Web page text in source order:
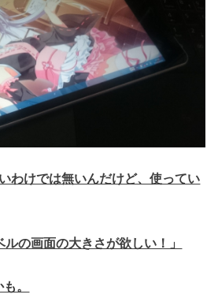
わけでは無いんだけど、使ってい
ルの画面の大きさが欲しい！」
。